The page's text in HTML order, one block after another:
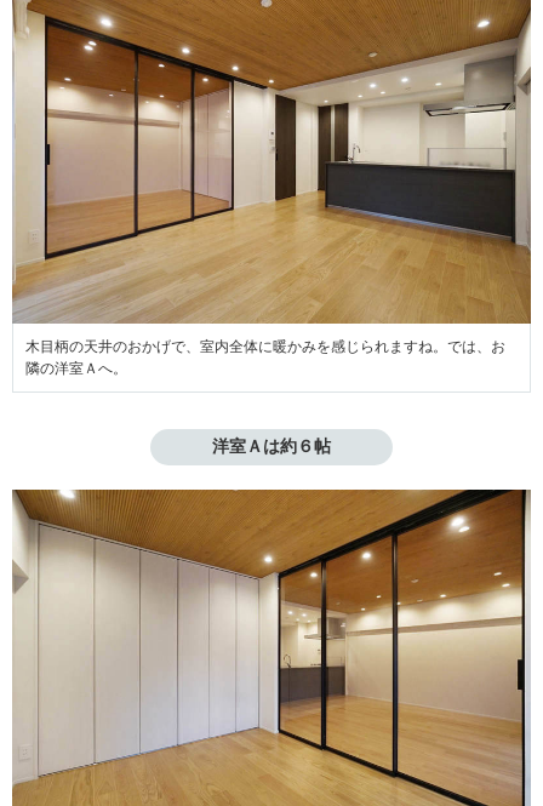
木目柄の天井のおかげで、室内全体に暖かみを感じられますね。では、お
隣の洋室Ａへ。
洋室Ａは約６帖